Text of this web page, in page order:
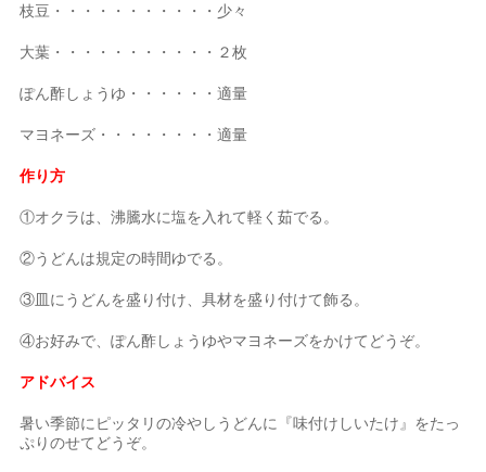
枝豆・・・・・・・・・・・少々
大葉・・・・・・・・・・・２枚
ぽん酢しょうゆ・・・・・・適量
マヨネーズ・・・・・・・・適量
作り方
①オクラは、沸騰水に塩を入れて軽く茹でる。
②うどんは規定の時間ゆでる。
③皿にうどんを盛り付け、具材を盛り付けて飾る。
④お好みで、ぽん酢しょうゆやマヨネーズをかけてどうぞ。
アドバイス
暑い季節にピッタリの冷やしうどんに『味付けしいたけ』をたっ
ぷりのせてどうぞ。